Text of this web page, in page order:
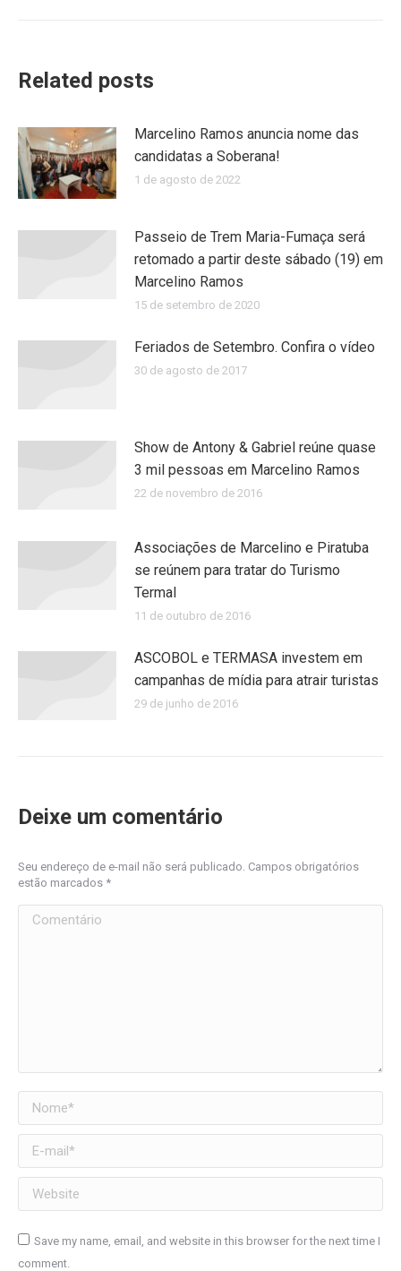
Related posts
Marcelino Ramos anuncia nome das
candidatas a Soberana!
1 de agosto de 2022
Passeio de Trem Maria-Fumaça será
retomado a partir deste sábado (19) em
Marcelino Ramos
15 de setembro de 2020
Feriados de Setembro. Confira o vídeo
30 de agosto de 2017
Show de Antony & Gabriel reúne quase
3 mil pessoas em Marcelino Ramos
22 de novembro de 2016
Associações de Marcelino e Piratuba
se reúnem para tratar do Turismo
Termal
11 de outubro de 2016
ASCOBOL e TERMASA investem em
campanhas de mídia para atrair turistas
29 de junho de 2016
Deixe um comentário
Seu endereço de e-mail não será publicado. Campos obrigatórios
estão marcados *
Comentário
Nome *
E-mail *
Website
Save my name, email, and website in this browser for the next time I
comment.